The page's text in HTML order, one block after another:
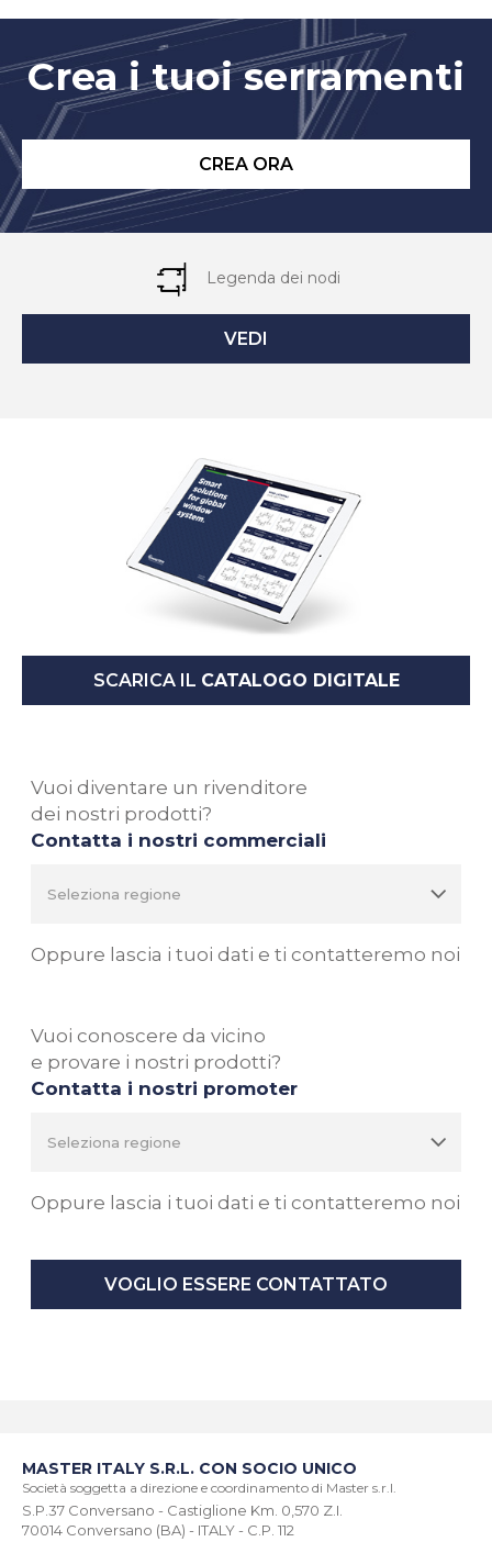
Crea i tuoi serramenti
CREA ORA
Legenda dei nodi
VEDI
SCARICA IL CATALOGO DIGITALE
Vuoi diventare un rivenditore
dei nostri prodotti?
Contatta i nostri commerciali
Oppure lascia i tuoi dati e ti contatteremo noi
Vuoi conoscere da vicino
e provare i nostri prodotti?
Contatta i nostri promoter
Oppure lascia i tuoi dati e ti contatteremo noi
VOGLIO ESSERE CONTATTATO
MASTER ITALY S.R.L. CON SOCIO UNICO
Società soggetta a direzione e coordinamento di Master s.r.l.
S.P.37 Conversano - Castiglione Km. 0,570 Z.I.
70014 Conversano (BA) - ITALY - C.P. 112